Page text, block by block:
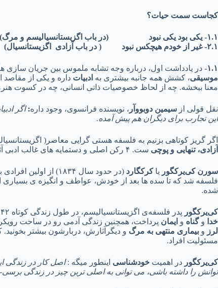
کجاست سمت حیات؟
۱.۱- یکی بود یکی نبود (در باب اگزیستانسیالیسم و مرگ)
۲.۱- غیر از خودم هیچکس نبود ( در باب آزادی اگزیستانسیال)
۱.۱- در یادداشت اول، درباره وجه تشابه ملموس بین جریان سازی
موسیقی، کشش همه جانبه بیشتری به ادبیات داره و یکی از مقاصد
معنا ببخشه. چه از لحاظ خصوصیات ذاتی انسانی، چه در کسوت
نقل قولی از سیمین دوبووآر ، نویسنده فرانسوی، وجود داره:اگر
این تجارب برای دیگران هم پیش آمده.
اگر گریز کوتاهی بزنیم به فلسفه هستی گرایی معاصر(
آزادی، تنهایی و پوچی ست. ۴ رکن اصلی و دستمایه های غالب ادبی آثار
سورن کی‌یرکگور یاکرکگارد (در حدود سال ۱۸۳۴) از اولین افرادی بود که به گسترش تفکر و نگرش
فلسفه شد که تا سده ها بعد از خودش، عواطف و انگیزه ی بسیاری
شده.
کی‌یرکگور پدر فلسفه‌ی اگزیستانسیالیسم، در طول زندگی کوتاه ۴۲ ساله ی خودش، با انتشار آثار مختلف به واکاوی و زیر سوال بردن مسائل اگزیستانسیال مهمی مثل
خدا وگناه و ایمان پرداخت، همچنین زندگی آدمی رو در ساحت
لرز و بیماری منتهی به مرگ و دیگرآثارش، دربارشون بیشتر
مسئولیت افراد.
کی‌یرکگور در اهمیت خودشناسی اینطور میگه :اصل کار در زندگی
توانش را داشته باشی، می توانی به اصلی ترین چیز در زندگی